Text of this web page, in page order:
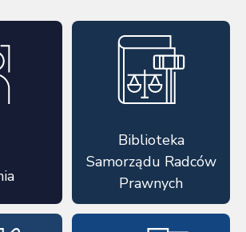
Biblioteka
Samorządu Radców
Prawnych